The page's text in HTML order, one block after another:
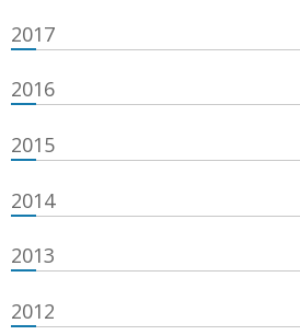
2017
2016
2015
2014
2013
2012